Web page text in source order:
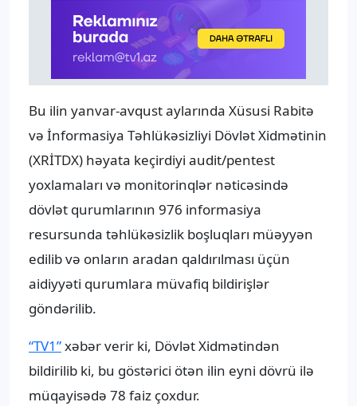
Bu ilin yanvar-avqust aylarında Xüsusi Rabitə
və İnformasiya Təhlükəsizliyi Dövlət Xidmətinin
(XRİTDX) həyata keçirdiyi audit/pentest
yoxlamaları və monitorinqlər nəticəsində
dövlət qurumlarının 976 informasiya
resursunda təhlükəsizlik boşluqları müəyyən
edilib və onların aradan qaldırılması üçün
aidiyyəti qurumlara müvafiq bildirişlər
göndərilib.
“TV1”xəbər verir ki, Dövlət Xidmətindən
bildirilib ki, bu göstərici ötən ilin eyni dövrü ilə
müqayisədə 78 faiz çoxdur.